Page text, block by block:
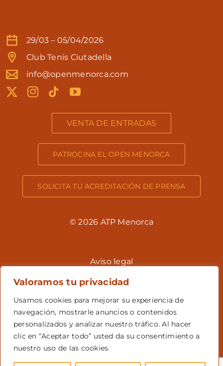
Valoramos tu privacidad
Usamos cookies para mejorar su experiencia de
navegación, mostrarle anuncios o contenidos
personalizados y analizar nuestro tráfico. Al hacer
clic en “Aceptar todo” usted da su consentimiento a
nuestro uso de las cookies.
29/03 – 05/04/2026
Club Tenis Ciutadella
info@openmenorca.com
VENTA DE ENTRADAS
PATROCINA EL OPEN MENORCA
SOLICITA TU ACREDITACIÓN DE PRENSA
© 2026 ATP Menorca
Aviso legal
Política de Privacidad
Política de Cookies